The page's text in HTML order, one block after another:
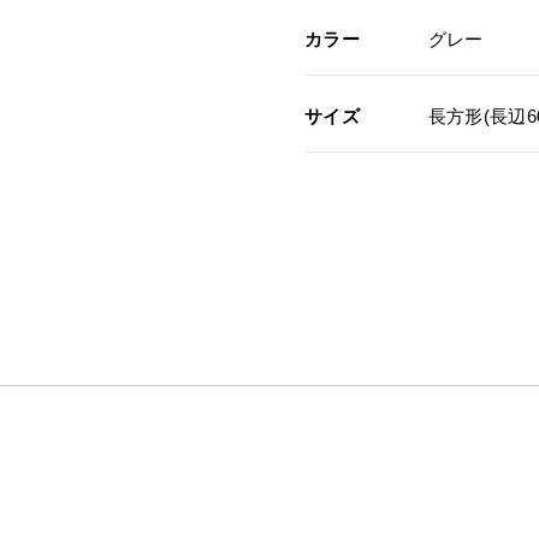
カラー グレー
サイズ 長方形(長辺